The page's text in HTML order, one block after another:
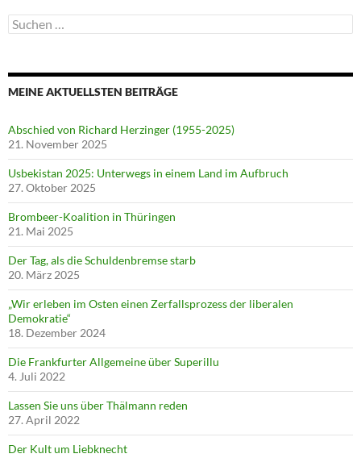
Suche
nach:
MEINE AKTUELLSTEN BEITRÄGE
Abschied von Richard Herzinger (1955-2025)
21. November 2025
Usbekistan 2025: Unterwegs in einem Land im Aufbruch
27. Oktober 2025
Brombeer-Koalition in Thüringen
21. Mai 2025
Der Tag, als die Schuldenbremse starb
20. März 2025
„Wir erleben im Osten einen Zerfallsprozess der liberalen
Demokratie“
18. Dezember 2024
Die Frankfurter Allgemeine über Superillu
4. Juli 2022
Lassen Sie uns über Thälmann reden
27. April 2022
Der Kult um Liebknecht